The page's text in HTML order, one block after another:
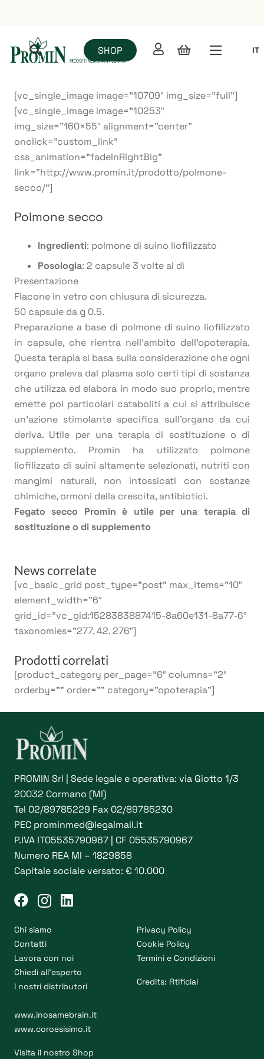
SHOP IT
[vc_single_image image=”10709″ img_size=”full”]
[vc_single_image image=”10253″
img_size=”160×55″ alignment=”center”
onclick=”custom_link”
css_animation=”fadeInRightBig”
link=”http://www.promin.it/prodotto/polmone-
secco/”]
Polmone secco
Ingredienti: polmone di suino liofilizzato
Posologia: 2 capsule 3 volte al dì
Presentazione
Flacone in vetro con chiusura di sicurezza.
50 capsule da g 0.5.
Preparazione a base di polmone di suino liofilizzato
in capsule, che rientra nell’ambito dell’opoterapia.
Questa terapia si basa sulla considerazione che ogni
organo preleva dal plasma solo certi tipi di sostanza
che utilizza ed elabora in modo suo proprio, mentre
emette poi particolari cataboliti a cui si attribuisce
un’azione stimolante specifica sull’organo da cui
deriva. Utile per una terapia di sostituzione o di
supplemento. Promin ha utilizzato polmone
liofilizzato di suini altamente selezionati, nutriti con
mangimi naturali, non intossicati con sostanze
chimiche, ormoni della crescita, antibiotici.
Fegato secco Promin è utile per una terapia di
sostituzione o di supplemento
News correlate
[vc_basic_grid post_type=”post” max_items=”10″
element_width=”6″
grid_id=”vc_gid:1528383887415-8a60e131-8a77-6″
taxonomies=”277, 42, 276″]
Prodotti correlati
[product_category per_page=”6″ columns=”2″
orderby=”” order=”” category=”opoterapia”]
PROMIN Srl | Sede legale e operativa: via Giotto 1/3
20032 Cormano (MI)
Tel 02/89785229 Fax 02/89785230
PEC prominmed@legalmail.it
P.IVA IT05535790967 | CF 05535790967
Numero REA MI – 1829858
Capitale sociale versato: € 10.000
Chi siamo
Contatti
Lavora con noi
Chiedi all’esperto
I nostri distributori
Privacy Policy
Cookie Policy
Termini e Condizioni
Credits: Rtificial
www.inosamebrain.it
www.coroesisimo.it
Visita il nostro Shop